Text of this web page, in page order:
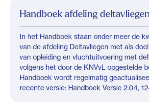
Handboek afdeling deltavliegen
In het Handboek staan onder meer de
van de afdeling Deltavliegen met als
van opleiding en vluchtuitvoering met
volgens het door de KNVvL opgestelde
Handboek wordt regelmatig
recente versie: Handboek Versie 2.04,